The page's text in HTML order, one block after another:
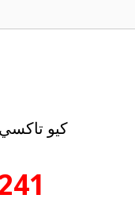
كيو